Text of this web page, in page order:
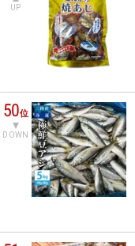
UP
50位
DOWN